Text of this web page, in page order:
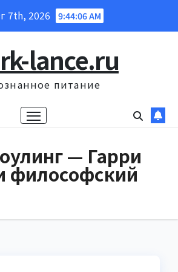
7th, 2026 9:44:07 AM
lance.ru
питание
— Гарри
философский